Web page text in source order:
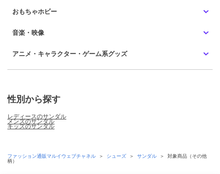
おもちゃホビー
音楽・映像
アニメ・キャラクター・ゲーム系グッズ
性別から探す
レディースのサンダル
メンズのサンダル
キッズのサンダル
ファッション通販マルイウェブチャネル ＞ シューズ ＞ サンダル ＞
対象商品（その他
柄）